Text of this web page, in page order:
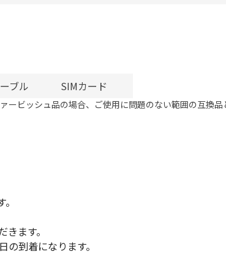
ブル SIMカード
ビッシュ品の場合、ご使用に問題のない範囲の互換品
ます。
到着になります。